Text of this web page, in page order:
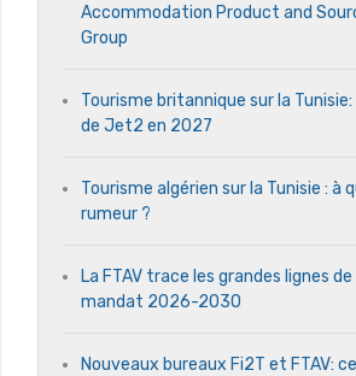
Accommodation Product and
Group
Tourisme britannique sur la
de Jet2 en 2027
Tourisme algérien sur la Tunisie : à
rumeur ?
La FTAV trace les grandes lignes
mandat 2026-2030
Nouveaux bureaux Fi2T et FTAV: